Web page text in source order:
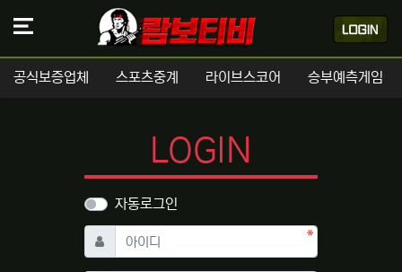
공식보증업체 스포츠중계 라이브스코어 승부예측게임
LOGIN
자동로그인
아이디 필수